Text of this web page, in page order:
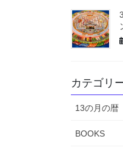
カテゴリ
13の月の暦
BOOKS